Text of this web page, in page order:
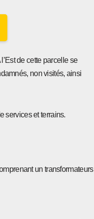
de cette parcelle se
non visités, ainsi
services et terrains.
un transformateurs